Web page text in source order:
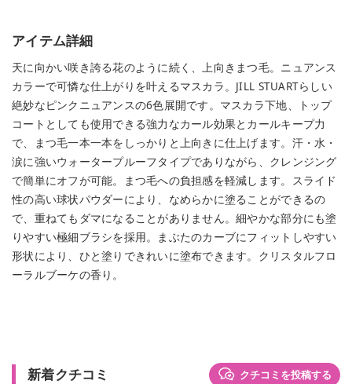
アイテム詳細
天に向かい咲き誇る花のように続く、上向きまつ毛。ニュアンス
カラーで可憐な仕上がりを叶えるマスカラ。JILL STUARTらしい
絶妙なピンクニュアンスの6色展開です。マスカラ下地、トップ
コートとしても使用できる強力なカール効果とカールキープ力
で、まつ毛一本一本をしっかりと上向きに仕上げます。汗・水・
涙に強いウォータープルーフタイプでありながら、クレンジング
で簡単にオフが可能。まつ毛への負担感を軽減します。スライド
性の高い球状パウダーにより、なめらかに塗ることができるの
で、重ねてもダマになることがありません。細やかな部分にも塗
りやすい極細ブラシを採用。まぶたのカーブにフィットしやすい
形状により、ひと塗りできれいに塗布できます。クリスタルフロ
ーラルブーケの香り。
新着クチコミ クチコミを投稿する